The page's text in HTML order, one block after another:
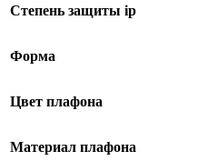
Степень защиты ip
Форма
Цвет плафона
Материал плафона